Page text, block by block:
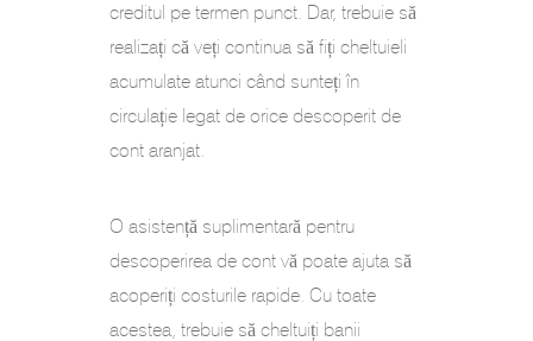
creditul pe termen punct. Dar, trebuie să
realizați că veți continua să fiți cheltuieli
acumulate atunci când sunteți în
circulație legat de orice descoperit de
cont aranjat.
O asistență suplimentară pentru
descoperirea de cont vă poate ajuta să
acoperiți costurile rapide. Cu toate
acestea, trebuie să cheltuiți banii